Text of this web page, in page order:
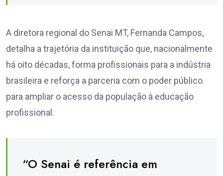
A diretora regional do Senai MT, Fernanda Campos,
detalha a trajetória da instituição que, nacionalmente
há oito décadas, forma profissionais para a indústria
brasileira e reforça a parceria com o poder público
para ampliar o acesso da população à educação
profissional.
“O Senai é referência em